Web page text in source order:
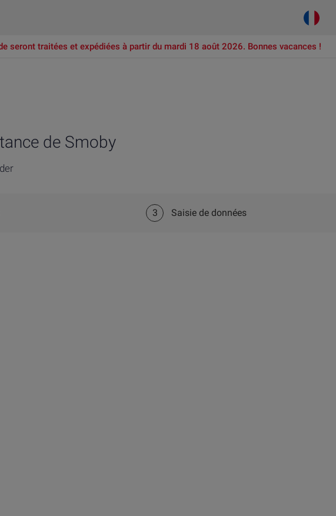
seront traitées et expédiées à partir du mardi 18 août 2026. Bonnes vacances !
de Smoby
3 Saisie de données